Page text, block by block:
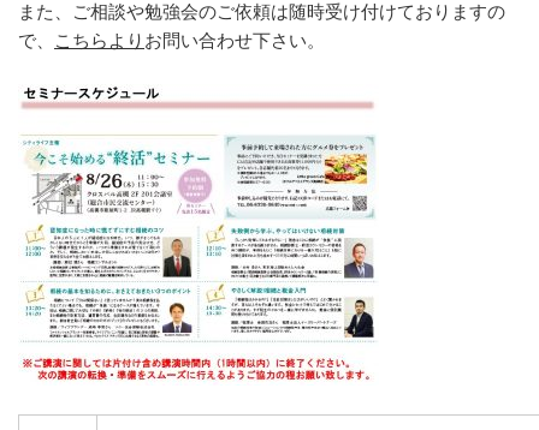
また、ご相談や勉強会のご依頼は随時受け付けておりますの
で、
こちらより お問い合わせ下さい。